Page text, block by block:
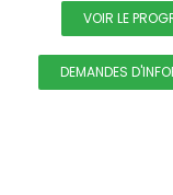
VOIR LE
DEMANDES